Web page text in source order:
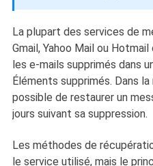
La plupart des services de
Gmail, Yahoo Mail ou
les e-mails supprimés dans
Éléments supprimés. Dans
possible de restaurer un
jours suivant sa suppression.
Les méthodes de
le service utilisé, mais le